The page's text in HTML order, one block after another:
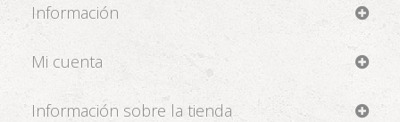
Información
Mi cuenta
Información sobre la tienda